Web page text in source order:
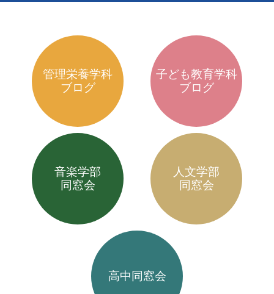
管理栄養学科
ブログ
子ども教育学科
ブログ
音楽学部
同窓会
人文学部
同窓会
高中同窓会